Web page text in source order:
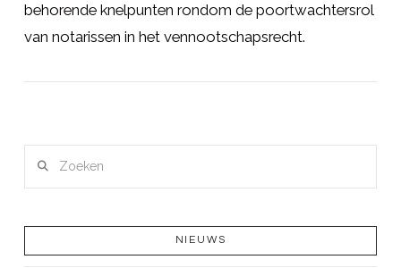
behorende knelpunten rondom de poortwachtersrol
van notarissen in het vennootschapsrecht.
NIEUWS